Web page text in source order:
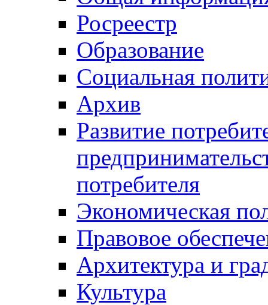
Росреестр
Образование
Социальная
Архив
Развитие
потребителя
Экономическая
Правовое
Архитектура и
Культура